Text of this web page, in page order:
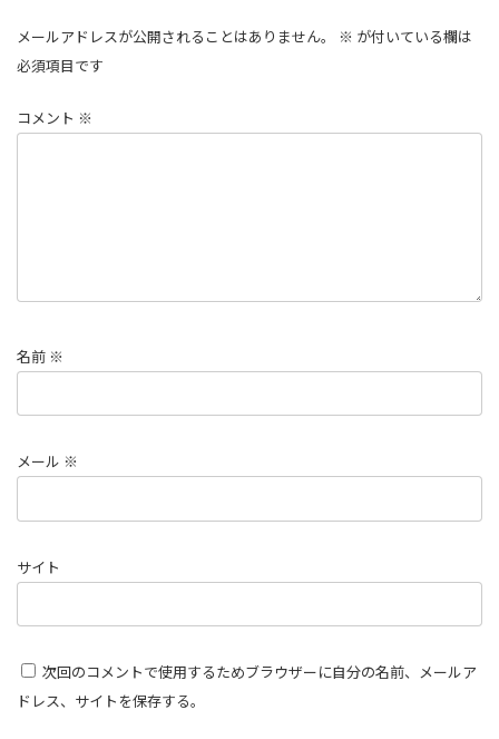
メールアドレスが公開されることはありません。 ※ が付いている欄は
必須項目です
コメント ※
名前 ※
メール ※
サイト
次回のコメントで使用するためブラウザーに自分の名前、メールア
ドレス、サイトを保存する。